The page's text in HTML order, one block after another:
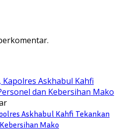
Askhabul Kahfi Tekankan
Mako